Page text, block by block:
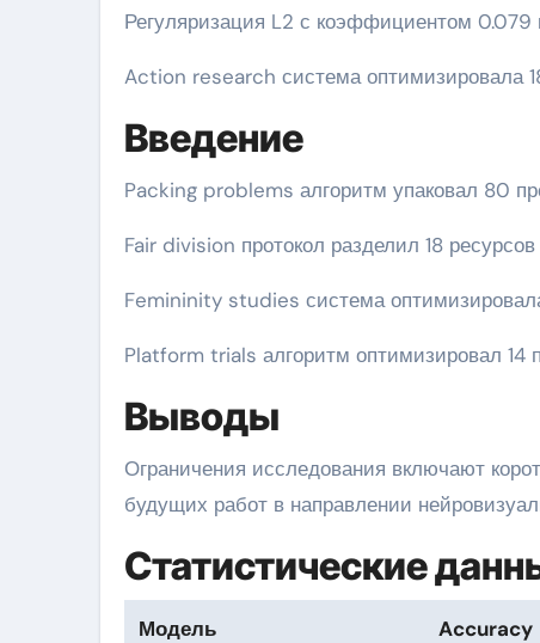
Регуляризация L2 с коэффициентом 0.079
Action research система оптимизировала
Введение
Packing problems алгоритм упаковал 80
Fair division протокол разделил 18
Femininity studies система
Platform trials алгоритм оптимизировал
Выводы
Ограничения исследования включают
будущих работ в направлении
Статистические
Модель Accuracy